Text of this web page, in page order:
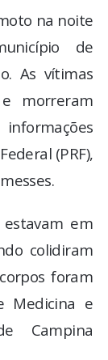
na noite
de
As vítimas
morreram
(PRF),
em
colidiram
foram
Medicina e
Campina